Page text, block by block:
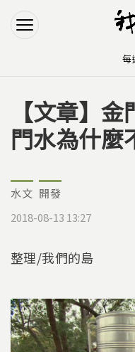
您在這裡
【文章】
門水為什麼
水文 開發
2018-08-13 13:27
整理/我們的島
每